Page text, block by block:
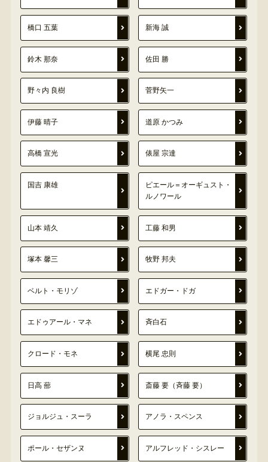
橋口 五葉 新海 誠
鈴木 那奈 佐田 勝
野々内 良樹 菅野矢一
伊藤 晴子 道原 かつみ
高橋 宣光 俵屋 宗達
国吉 康雄
ピエール＝オーギュスト・
ルノワール
山本 靖久 工藤 和男
塚本 馨三 牧野 邦夫
ベルト・モリゾ エドガー・ドガ
エドゥアール・マネ 斉白石
クロード・モネ 横尾 忠則
日高 蔀 斎藤 要（斉藤 要）
ジョルジュ・スーラ アノラ・スペンス
ポール・セザンヌ アルフレッド・シスレー